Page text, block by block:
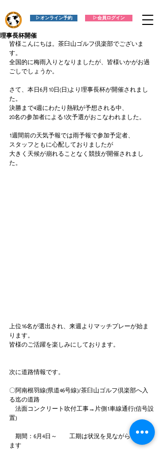
▷会員ログイン
▷オンライン予約
理事長杯開催
皆様こんにちは。茶臼山ゴルフ倶楽部でございま
す。
全国的に梅雨入りとなりましたが、皆様いかがお過
ごしでしょうか。
さて、本日6月10日(日)より理事長杯が開催されまし
た。
決勝まで4週にわたり熱戦が予想される中、
20名の参加者による1次予選がおこなわれました。
1週間前の天気予報では雨予報で参加予定者、
スタッフともに心配しておりましたが
大きく天候が崩れることなく競技が開催されまし
た。
上位16名が選出され、来週よりマッチプレーが始ま
ります。
皆様のご活躍を楽しみにしております。
次に道路情報です。
〇阿南根羽線(県道46号線)/茶臼山ゴルフ倶楽部へ入
る迄の道路
法面コンクリート吹付工事→片側1車線通行(信号設
置)
期間：6月4日～　　工期は状況を見ながらとなり
ます